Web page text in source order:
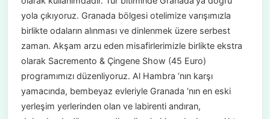
yola çıkıyoruz. Granada bölgesi otelimize varışımızla
birlikte odaların alınması ve dinlenmek üzere serbest
zaman. Akşam arzu eden misafirlerimizle birlikte ekstra
olarak Sacremento & Çingene Show (45 Euro)
programımızı düzenliyoruz. Al Hambra ‘nın karşı
yamacında, bembeyaz evleriyle Granada ‘nın en eski
yerleşim yerlerinden olan ve labirenti andıran,